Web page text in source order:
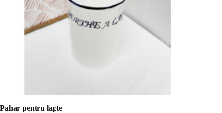
Pahar pentru lapte